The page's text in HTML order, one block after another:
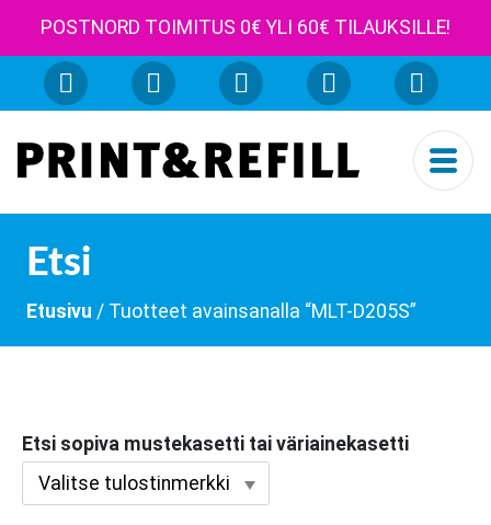
POSTNORD TOIMITUS 0€ YLI 60€ TILAUKSILLE!
Etsi
Etusivu / Tuotteet avainsanalla “MLT-D205S”
Etsi sopiva mustekasetti tai väriainekasetti